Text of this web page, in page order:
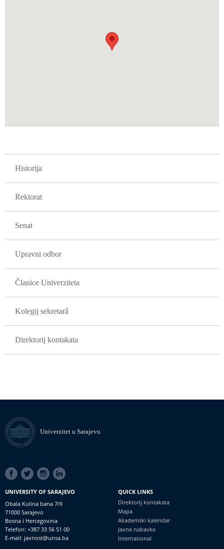
Historija
Rektorat
Senat
Upravni odbor
Članice Univerziteta
Kolegij sekretarâ
Direktorij kontakata
Univerzitet u Sarajevu
SOCIAL
LINKS
UNIVERSITY OF SARAJEVO
Obala Kulina bana 7/II
71000 Sarajevo
Bosna i Hercegovina
Telefon: +387 33 56 51 00
E-mail: javnost@unsa.ba
QUICK LINKS
Direktorij kontakata
Mapa
Akademski kalendar
Javne nabavke
International